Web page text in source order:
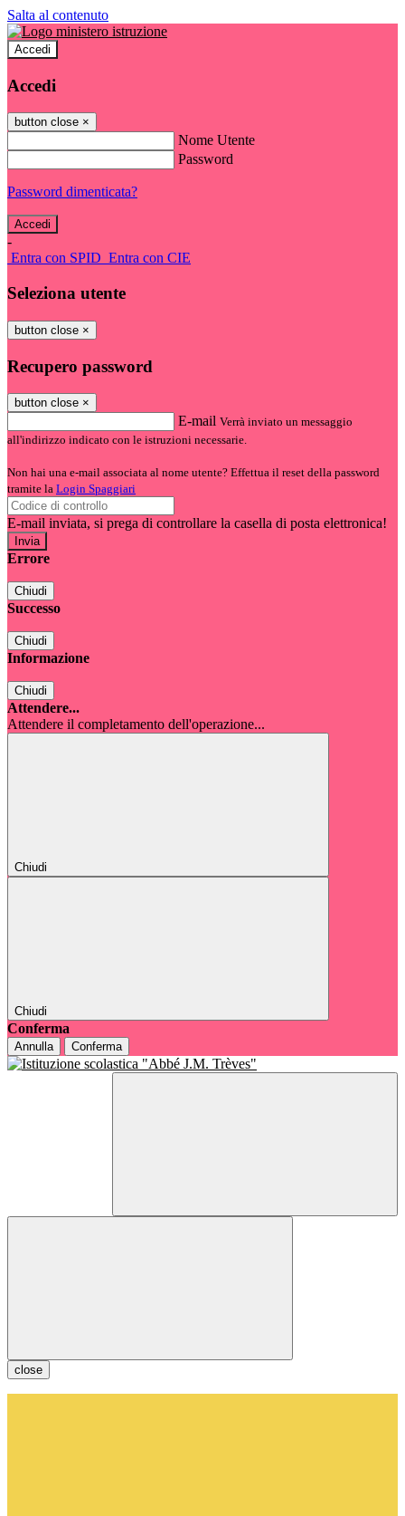
Salta al contenuto
Accedi
Accedi
button close ×
Nome Utente
Password
Password dimenticata?
-
Entra con SPID Entra con CIE
Seleziona utente
button close ×
Recupero password
button close ×
E-mail Verrà inviato un messaggio
all'indirizzo indicato con le istruzioni necessarie.
Non hai una e-mail associata al nome utente? Effettua il reset della password
tramite la Login Spaggiari
E-mail inviata, si prega di controllare la casella di posta elettronica!
Errore
Chiudi
Successo
Chiudi
Informazione
Chiudi
Attendere...
Attendere il completamento dell'operazione...
Chiudi
Chiudi
Conferma
Annulla Conferma
close